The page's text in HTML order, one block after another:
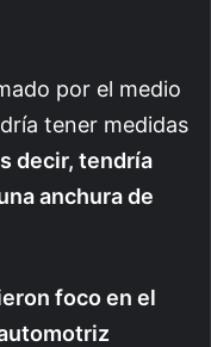
por el medio
tener medidas
decir, tendría
anchura de
foco en el